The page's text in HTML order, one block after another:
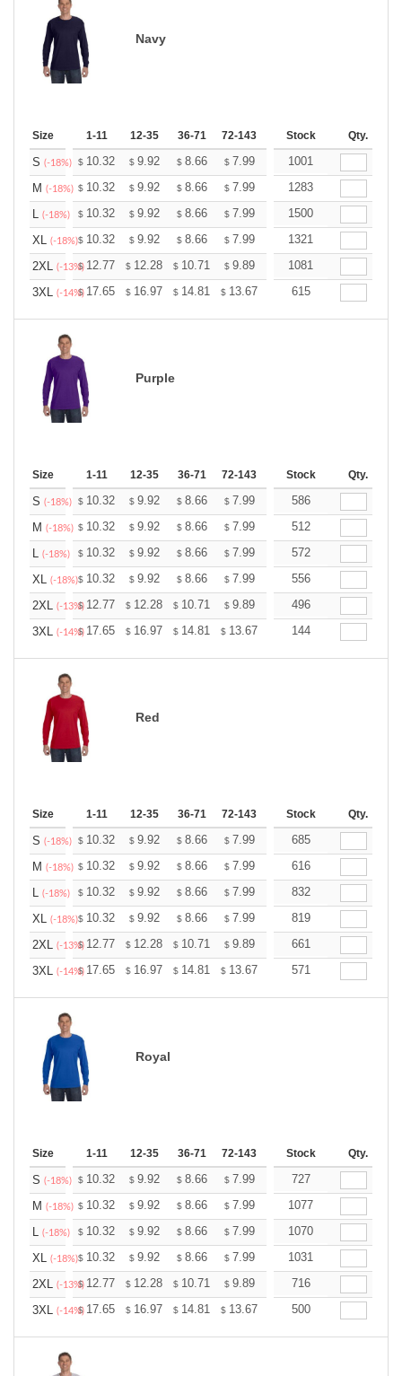
Navy
Size 1-11 12-35 36-71 72-143 144-287 288 + More
Stock Qty.
S (-18%) $ 10.32 $ 9.92 $ 8.66 $ 7.99 7.59
1001
M (-18%) $ 10.32 $ 9.92 $ 8.66 $ 7.99 7.59
1283
L (-18%) $ 10.32 $ 9.92 $ 8.66 $ 7.99 7.59
1500
XL (-18%)$ 10.32 $ 9.92 $ 8.66 $ 7.99 7.59
1321
2XL (-13%)
$ 12.77 $ 12.28 $ 10.71 $ 9.89 9.39
1081
3XL (-14%)
$ 17.65 $ 16.97 $ 14.81 $ 13.67 12.98
615
Purple
Size 1-11 12-35 36-71 72-143 144-287 288 + More
Stock Qty.
S (-18%) $ 10.32 $ 9.92 $ 8.66 $ 7.99 7.59
586
M (-18%) $ 10.32 $ 9.92 $ 8.66 $ 7.99 7.59
512
L (-18%) $ 10.32 $ 9.92 $ 8.66 $ 7.99 7.59
572
XL (-18%)$ 10.32 $ 9.92 $ 8.66 $ 7.99 7.59
556
2XL (-13%)
$ 12.77 $ 12.28 $ 10.71 $ 9.89 9.39
496
3XL (-14%)
$ 17.65 $ 16.97 $ 14.81 $ 13.67 12.98
144
Red
Size 1-11 12-35 36-71 72-143 144-287 288 + More
Stock Qty.
S (-18%) $ 10.32 $ 9.92 $ 8.66 $ 7.99 7.59
685
M (-18%) $ 10.32 $ 9.92 $ 8.66 $ 7.99 7.59
616
L (-18%) $ 10.32 $ 9.92 $ 8.66 $ 7.99 7.59
832
XL (-18%)$ 10.32 $ 9.92 $ 8.66 $ 7.99 7.59
819
2XL (-13%)
$ 12.77 $ 12.28 $ 10.71 $ 9.89 9.39
661
3XL (-14%)
$ 17.65 $ 16.97 $ 14.81 $ 13.67 12.98
571
Royal
Size 1-11 12-35 36-71 72-143 144-287 288 + More
Stock Qty.
S (-18%) $ 10.32 $ 9.92 $ 8.66 $ 7.99 7.59
727
M (-18%) $ 10.32 $ 9.92 $ 8.66 $ 7.99 7.59
1077
L (-18%) $ 10.32 $ 9.92 $ 8.66 $ 7.99 7.59
1070
XL (-18%)$ 10.32 $ 9.92 $ 8.66 $ 7.99 7.59
1031
2XL (-13%)
$ 12.77 $ 12.28 $ 10.71 $ 9.89 9.39
716
3XL (-14%)
$ 17.65 $ 16.97 $ 14.81 $ 13.67 12.98
500